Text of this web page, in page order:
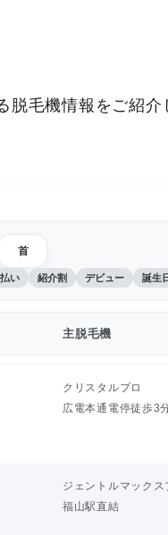
毛機情報をご紹
首
い 紹介割 デビュー 誕生
主脱毛機
クリスタルプロ
広電本通電停徒歩3
ジェントルマックス
福山駅直結